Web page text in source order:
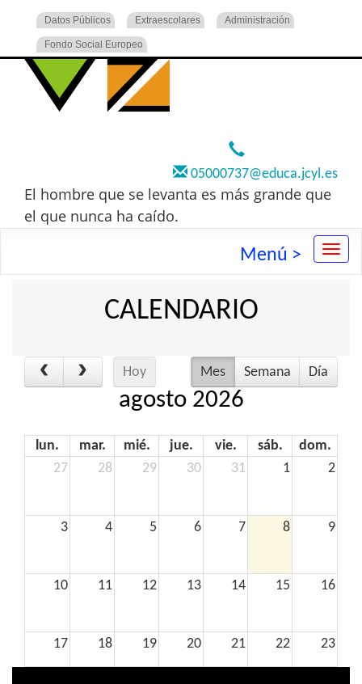
Datos Públicos Extraescolares Administración
Fondo Social Europeo
05000737@educa.jcyl.es
El hombre que se levanta es más grande que
el que nunca ha caído.
Menú >
CALENDARIO
Hoy Mes Semana Día
agosto 2026
lun. mar. mié. jue. vie. sáb.
dom.
27
28 29 30 31 1 2
3 4 5 6 7 8 9
10 11 12 13 14 15 16
17 18 19 20 21 22 23